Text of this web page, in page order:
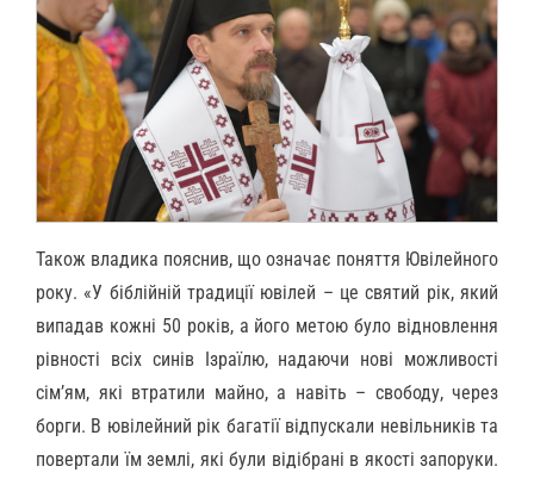
Також владика пояснив, що означає поняття Ювілейного
року. «У біблійній традиції ювілей – це святий рік, який
випадав кожні 50 років, а його метою було відновлення
рівності всіх синів Ізраїлю, надаючи нові можливості
сім’ям, які втратили майно, а навіть – свободу, через
борги. В ювілейний рік багатії відпускали невільників та
повертали їм землі, які були відібрані в якості запоруки.